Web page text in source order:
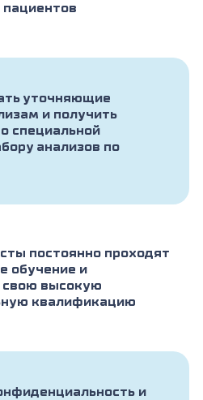
пациентов
уточняющие
и получить
специальной
анализов по
постоянно проходят
обучение и
высокую
квалификацию
и